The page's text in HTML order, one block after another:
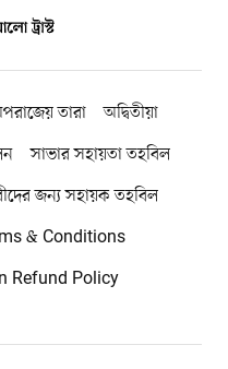
তারা
অদ্বিতীয়া
সাভার সহায়তা তহবিল
জন্য সহায়ক তহবিল
& Conditions
Refund Policy